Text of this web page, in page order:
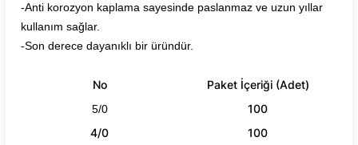
-Anti korozyon kaplama sayesinde paslanmaz ve uzun yıllar
kullanım sağlar.
-Son derece dayanıklı bir üründür.
No Paket İçeriği (Adet)
5/0
100
4/0
100